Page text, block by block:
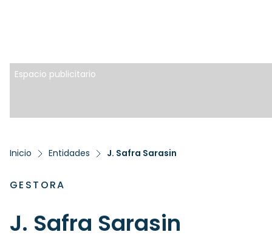
Espacio publicitario
Inicio Entidades J. Safra Sarasin
GESTORA
J. Safra Sarasin